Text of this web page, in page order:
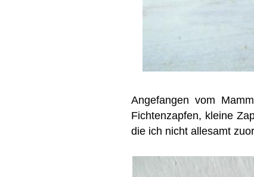
Angefangen vom
Fichtenzapfen, kleine
die ich nicht allesamt